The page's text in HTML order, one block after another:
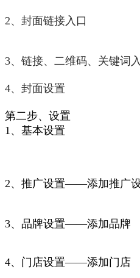
2、封面链接入口
3、链接、二维码、关键词
4、封面设置
第二步、设置
1、基本设置
2、推广设置——添加推广
3、品牌设置——添加品牌
4、门店设置——添加门店